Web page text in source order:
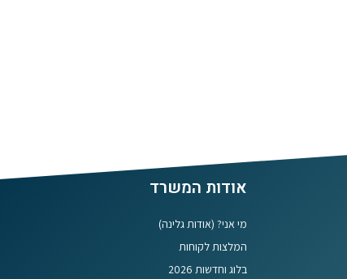
אודות המשרד
מי אני? (אודות גלינה)
המלצות לקוחות
בלוג וחדשות 2026